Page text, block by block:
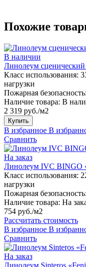
Похожие
В наличии
Линолеум
Класс использования:
нагрузки
Пожарная безопасность:
Наличие товара: В
2 319 руб./м2
Купить
В избранное В
Сравнить
На заказ
Линолеум IVC BINGO
Класс использования:
нагрузки
Пожарная безопасность:
Наличие товара: На
754 руб./м2
Рассчитать стоимость
В избранное В
Сравнить
На заказ
Линолеум Sinteros